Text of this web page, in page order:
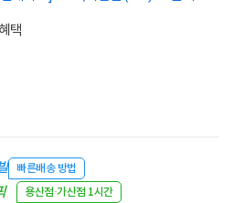
택
빠른배송 방법
용산점·가산점 1시간